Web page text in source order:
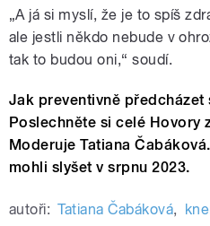
„A já si myslí, že je to spíš
ale jestli někdo nebude v
tak to budou oni,“ soudí.
Jak preventivně předcházet
Poslechněte si celé Hovory
Moderuje Tatiana
mohli slyšet v srpnu 2023.
autoři: Tatiana Čabáková,